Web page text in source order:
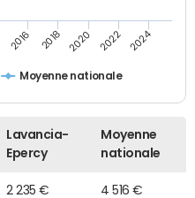
Moyenne nationale
2016 2018 2020 2022 2024
Lavancia-
Epercy
Moyenne
nationale
2 235 € 4 516 €